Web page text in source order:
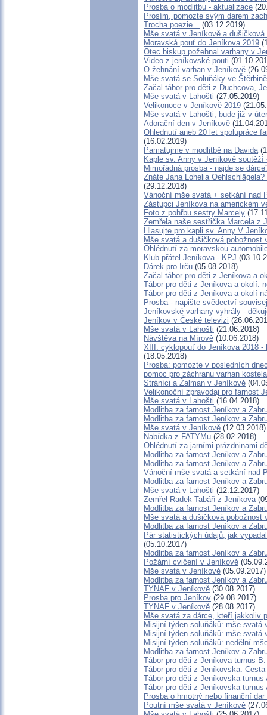
Prosba o modlitbu - aktualizace
Prosím, pomozte svým darem
Trocha poezie...
(03.12.2019)
Mše svatá v Jeníkově a dušičková
Moravská pouť do Jeníkova 2019
Otec biskup požehnal varhany v
Video z jeníkovské pouti
O žehnání varhan v Jeníkově
Mše svatá se Soluňáky ve Štěrbině
Začal tábor pro děti z Duchcova,
Mše svatá v Lahošti (27.05.2019)
Velikonoce v Jeníkově 2019
Mše svatá v Lahošti, bude již v
Adorační den v Jeníkově
Ohlednutí aneb 20 let spolupráce
(16.02.2019)
Pamatujme v modlitbě na Davida
Kaple sv. Anny v Jeníkově
Mimořádná prosba - najde se
Znáte Jana Lohelia
(29.12.2018)
Vánoční mše svatá + setkání nad
Zástupci Jeníkova na americkém
Foto z pohřbu sestry Marcely
Zemřela naše sestřička Marcela z
Hlasujte pro kapli sv. Anny V
Mše svatá a dušičková pobožnost
Ohlédnutí za moravskou
Klub přátel Jeníkova - KPJ
Dárek pro Irču (05.08.2018)
Začal tábor pro děti z Jeníkova a
Tábor pro děti z Jeníkova a okolí:
Tábor pro děti z Jeníkova a okolí
Prosba - napište svědectví
Jeníkovské varhany vyhrály -
Jeníkov v České televizi
Mše svatá v Lahošti (21.06.2018)
Návštěva na Mírově (10.06.2018)
XIII. cyklopouť do Jeníkova 2018
(18.05.2018)
Prosba: pomozte v posledních
pomoc pro záchranu varhan
Stráníci a Žalman v Jeníkově
Velikonoční zpravodaj pro farnost
Mše svatá v Lahošti (16.04.2018)
Modlitba za farnost Jeníkov a
Modlitba za farnost Jeníkov a
Mše svatá v Jeníkově (12.03.2018)
Nabídka z FATYMu (28.02.2018)
Ohlédnutí za jarními prázdninami
Modlitba za farnost Jeníkov a
Modlitba za farnost Jeníkov a
Vánoční mše svatá a setkání nad
Modlitba za farnost Jeníkov a
Mše svatá v Lahošti (12.12.2017)
Zemřel Radek Tabáň z Jeníkova
Modlitba za farnost Jeníkov a
Mše svatá a dušičková pobožnost
Modlitba za farnost Jeníkov a
Pár statistických údajů, jak
(05.10.2017)
Modlitba za farnost Jeníkov a
Požární cvičení v Jeníkově
Mše svatá v Jeníkově (05.09.2017)
Modlitba za farnost Jeníkov a
TYNAF v Jeníkově (30.08.2017)
Prosba pro Jeníkov (29.08.2017)
TYNAF v Jeníkově (28.08.2017)
Mše svatá za dárce, kteří jakkoliv
Misijní týden soluňáků: mše svatá
Misijní týden soluňáků: mše svatá
Misijní týden soluňáků: nedělní
Modlitba za farnost Jeníkov a
Tábor pro děti z Jeníkova turnus
Tábor pro děti z Jeníkovska:
Tábor pro děti z Jeníkovska
Tábor pro děti z Jeníkovska
Prosba o hmotný nebo finanční
Poutní mše svatá v Jeníkově